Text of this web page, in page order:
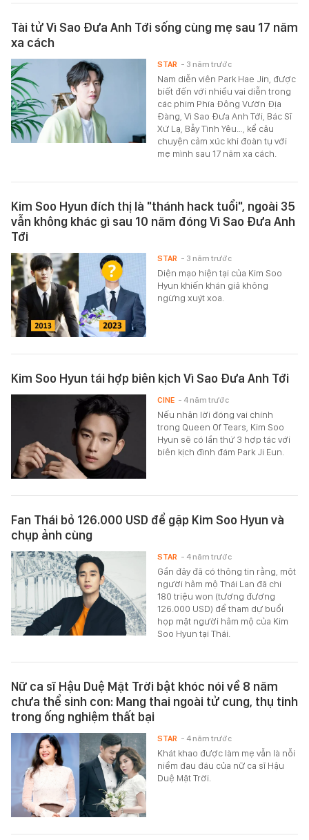
Tài tử Vì Sao Đưa Anh Tới sống cùng mẹ sau 17 năm
xa cách
Nam diễn viên Park Hae Jin, được
biết đến với nhiều vai diễn trong
các phim Phía Đông Vườn Địa
Đàng, Vì Sao Đưa Anh Tới, Bác Sĩ
Xứ Lạ, Bẫy Tình Yêu…, kể câu
chuyện cảm xúc khi đoàn tụ với
mẹ mình sau 17 năm xa cách.
STAR - 3 năm trước
Kim Soo Hyun đích thị là "thánh hack tuổi", ngoài 35
vẫn không khác gì sau 10 năm đóng Vì Sao Đưa Anh
Tới
Diện mạo hiện tại của Kim Soo
Hyun khiến khán giả không
ngừng xuýt xoa.
STAR - 3 năm trước
Kim Soo Hyun tái hợp biên kịch Vì Sao Đưa Anh Tới
Nếu nhận lời đóng vai chính
trong Queen Of Tears, Kim Soo
Hyun sẽ có lần thứ 3 hợp tác với
biên kịch đình đám Park Ji Eun.
CINE - 4 năm trước
Fan Thái bỏ 126.000 USD để gặp Kim Soo Hyun và
chụp ảnh cùng
Gần đây đã có thông tin rằng, một
người hâm mộ Thái Lan đã chi
180 triệu won (tương đương
126.000 USD) để tham dự buổi
họp mặt người hâm mộ của Kim
Soo Hyun tại Thái.
STAR - 4 năm trước
Nữ ca sĩ Hậu Duệ Mặt Trời bật khóc nói về 8 năm
chưa thể sinh con: Mang thai ngoài tử cung, thụ tinh
trong ống nghiệm thất bại
Khát khao được làm mẹ vẫn là nỗi
niềm đau đáu của nữ ca sĩ Hậu
Duệ Mặt Trời.
STAR - 4 năm trước